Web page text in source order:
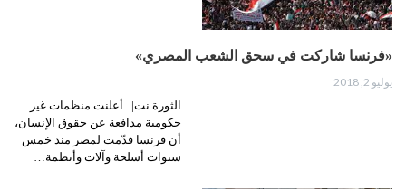
«فرنسا شاركت في سحق الشعب المصري»
يوليو 2, 2018
الثورة نت|.. أعلنت منظمات غير
حكومية مدافعة عن حقوق الإنسان،
أن فرنسا قدّمت لمصر منذ خمس
سنوات أسلحة وآلات وأنظمة…